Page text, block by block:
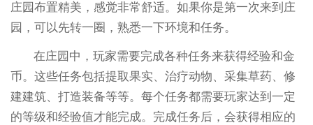
庄园布置精美，感觉非常舒适。如果你是第一次来到庄
园，可以先转一圈，熟悉一下环境和任务。
在庄园中，玩家需要完成各种任务来获得经验和金
币。这些任务包括提取果实、治疗动物、采集草药、修
建建筑、打造装备等等。每个任务都需要玩家达到一定
的等级和经验值才能完成。完成任务后，会获得相应的